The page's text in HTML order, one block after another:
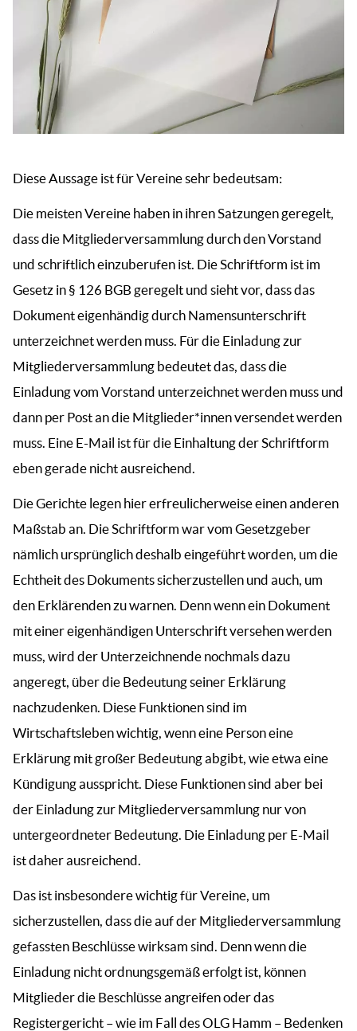
Diese Aussage ist für Vereine sehr bedeutsam:
Die meisten Vereine haben in ihren Satzungen geregelt,
dass die Mitgliederversammlung durch den Vorstand
und schriftlich einzuberufen ist. Die Schriftform ist im
Gesetz in § 126 BGB geregelt und sieht vor, dass das
Dokument eigenhändig durch Namensunterschrift
unterzeichnet werden muss. Für die Einladung zur
Mitgliederversammlung bedeutet das, dass die
Einladung vom Vorstand unterzeichnet werden muss und
dann per Post an die Mitglieder*innen versendet werden
muss. Eine E-Mail ist für die Einhaltung der Schriftform
eben gerade nicht ausreichend.
Die Gerichte legen hier erfreulicherweise einen anderen
Maßstab an. Die Schriftform war vom Gesetzgeber
nämlich ursprünglich deshalb eingeführt worden, um die
Echtheit des Dokuments sicherzustellen und auch, um
den Erklärenden zu warnen. Denn wenn ein Dokument
mit einer eigenhändigen Unterschrift versehen werden
muss, wird der Unterzeichnende nochmals dazu
angeregt, über die Bedeutung seiner Erklärung
nachzudenken. Diese Funktionen sind im
Wirtschaftsleben wichtig, wenn eine Person eine
Erklärung mit großer Bedeutung abgibt, wie etwa eine
Kündigung ausspricht. Diese Funktionen sind aber bei
der Einladung zur Mitgliederversammlung nur von
untergeordneter Bedeutung. Die Einladung per E-Mail
ist daher ausreichend.
Das ist insbesondere wichtig für Vereine, um
sicherzustellen, dass die auf der Mitgliederversammlung
gefassten Beschlüsse wirksam sind. Denn wenn die
Einladung nicht ordnungsgemäß erfolgt ist, können
Mitglieder die Beschlüsse angreifen oder das
Registergericht – wie im Fall des OLG Hamm – Bedenken